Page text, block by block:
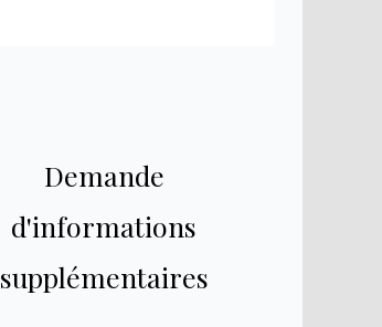
Demande
d'informations
supplémentaires